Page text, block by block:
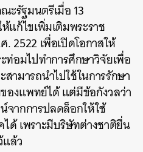
ะรัฐมนตรีเมื่อ 13
แก้ไขเพิ่มเติมพระราช
เพื่อเปิดโอกาสให้
อมไปทำการศึกษาวิจัยเพื่อ
ามารถนำไปใช้ในการรักษา
องแพทย์ได้ แต่มีข้อกังวลว่า
จากการปลดล็อกให้ใช้
ด้ เพราะมีบริษัทต่างชาติยื่น
ล้ว